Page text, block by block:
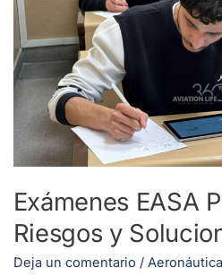
Exámenes EASA
Riesgos y
Deja un comentario / Aeronáutica
Parte-
66:
Riesgos
y
Soluciones